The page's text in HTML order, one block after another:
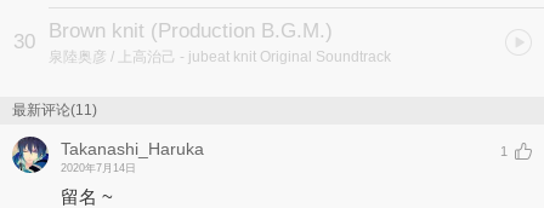
30 Brown knit (Production B.G.M.)
泉陸奥彦 / 上高治己 - jubeat knit Original Soundtrack
最新评论(11)
Takanashi_Haruka
2020年7月14日
1
留名 ~